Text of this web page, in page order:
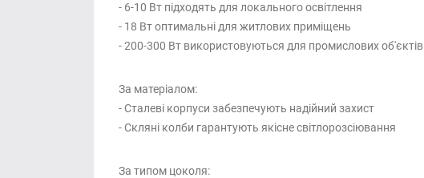
- 6-10 Вт підходять для локального освітлення
- 18 Вт оптимальні для житлових приміщень
- 200-300 Вт використовуються для промислових об'єктів
За матеріалом:
- Сталеві корпуси забезпечують надійний захист
- Скляні колби гарантують якісне світлорозсіювання
За типом цоколя: